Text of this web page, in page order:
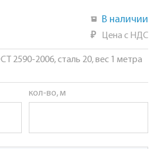
В наличии
₽ Цена с НДС
2590-2006, сталь 20, вес 1 метра
кол-во, м